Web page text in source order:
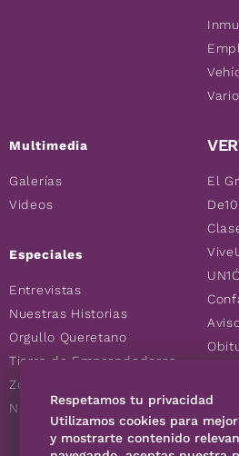
Multimedia
Galerías
Videos
Especiales
Entrevistas
Nuestras Historias
Orgullo Queretano
Tierra de Emprendedores
Zoociales
Nuevos Queretanos
El
Respetamos tu privacidad
Utilizamos cookies para
y mostrarte contenido